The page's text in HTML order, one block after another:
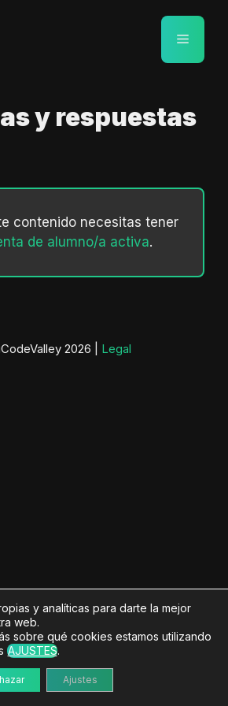
Menú
y respuestas
contenido necesitas tener
de alumno/a activa.
2026 | Legal
y analíticas para darte la mejor
web.
sobre qué cookies estamos utilizando
AJUSTES.
Ajustes